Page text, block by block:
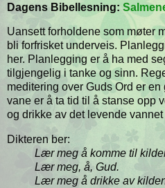
Dagens Bibellesning:
Uansett forholdene som møter
bli forfrisket underveis.
her. Planlegging er å ha med
tilgjengelig i tanke og sinn.
meditering over Guds Ord er
vane er å ta tid til å stanse opp
og drikke av det levende vannet
Dikteren ber:
Lær meg å komme til
Lær meg, å, Gud.
Lær meg å drikke av